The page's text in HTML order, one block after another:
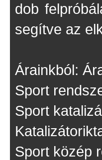
dob
segítve az
Árainkból:
Sport
Sport
Sport közép